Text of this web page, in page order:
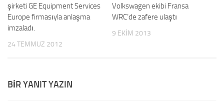
şirketi GE Equipment Services
Europe firmasıyla anlaşma
imzaladı.
24 TEMMUZ 2012
Volkswagen ekibi Fransa
WRC’de zafere ulaştı
9 EKIM 2013
BIR YANIT YAZIN